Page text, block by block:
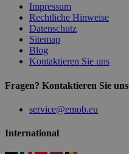
Impressum
Rechtliche Hinweise
Datenschutz
Sitemap
Blog
Kontaktieren Sie uns
Fragen? Kontaktieren Sie uns
service@emob.eu
International